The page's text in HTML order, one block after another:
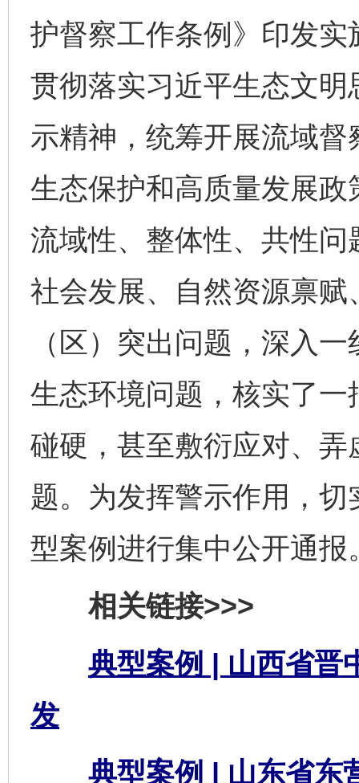
护督察工作条例》印发
贯彻落实习近平生态文
示精神，统筹开展流域
生态保护和高质量发展
流域性、整体性、共性
社会发展、自然资源禀
（区）突出问题，深入
生态环境问题，核实了
碰硬，甚至敷衍应对、
题。为发挥警示作用，
型案例进行集中公开通报
相关链接>>>
典型案例 | 山西省晋
发
典型案例 | 山东省东